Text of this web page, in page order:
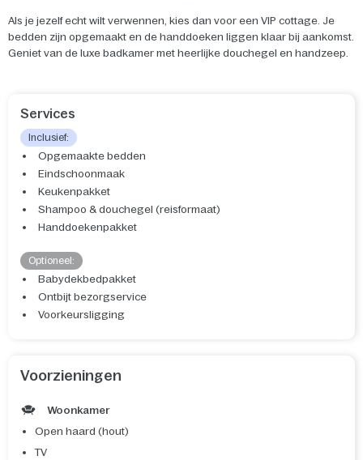
Als je jezelf echt wilt verwennen, kies dan voor een VIP cottage. Je
bedden zijn opgemaakt en de handdoeken liggen klaar bij aankomst.
Geniet van de luxe badkamer met heerlijke douchegel en handzeep.
Services
Inclusief:
Opgemaakte bedden
Eindschoonmaak
Keukenpakket
Shampoo & douchegel (reisformaat)
Handdoekenpakket
Optioneel:
Babydekbedpakket
Ontbijt bezorgservice
Voorkeursligging
Voorzieningen
Woonkamer
Open haard (hout)
TV